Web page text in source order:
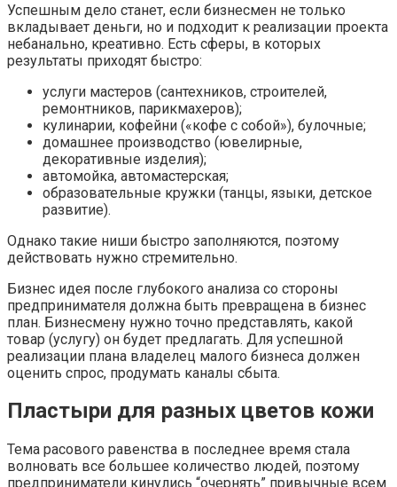
Успешным дело станет, если бизнесмен не только
вкладывает деньги, но и подходит к реализации проекта
небанально, креативно. Есть сферы, в которых
результаты приходят быстро:
услуги мастеров (сантехников, строителей,
ремонтников, парикмахеров);
кулинарии, кофейни («кофе с собой»), булочные;
домашнее производство (ювелирные,
декоративные изделия);
автомойка, автомастерская;
образовательные кружки (танцы, языки, детское
развитие).
Однако такие ниши быстро заполняются, поэтому
действовать нужно стремительно.
Бизнес идея после глубокого анализа со стороны
предпринимателя должна быть превращена в бизнес
план. Бизнесмену нужно точно представлять, какой
товар (услугу) он будет предлагать. Для успешной
реализации плана владелец малого бизнеса должен
оценить спрос, продумать каналы сбыта.
Пластыри для разных цветов кожи
Тема расового равенства в последнее время стала
волновать все большее количество людей, поэтому
предприниматели кинулись “очернять” привычные всем